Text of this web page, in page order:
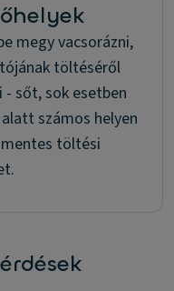
megy vacsorázni,
töltéséről
sőt, sok esetben
számos helyen
töltési